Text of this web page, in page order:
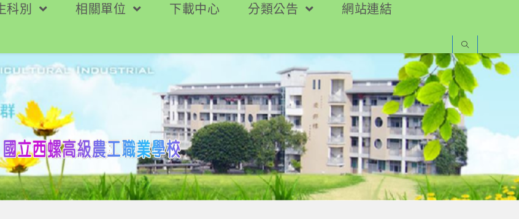
科別 相關單位 下載中心 分類公告
網站連結